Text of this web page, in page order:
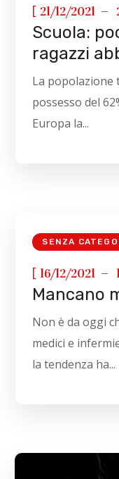
[ 21/12/2021
Scuola:
ragazzi
La popolazione
possesso del
Europa la...
SENZA
[16/12/2021
Mancano
Non è da oggi
medici e
la tendenza ha...